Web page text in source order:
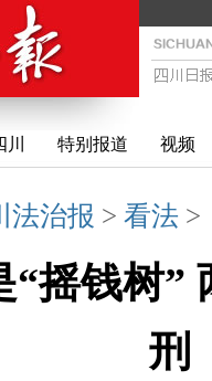
特别报道 视频
法治报 > 看法
“摇钱树”
刑